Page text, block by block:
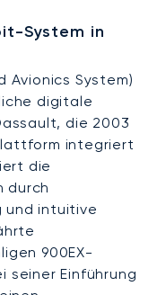
System in
Avionics System)
digitale
die 2003
integriert
die
durch
und intuitive
900EX-
Einführung